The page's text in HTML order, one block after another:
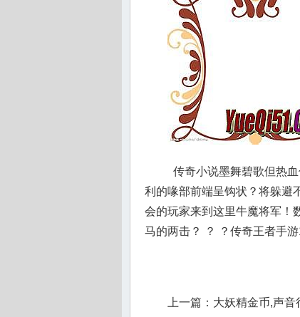
传奇小说墨舞碧歌但热
利的喙部前端呈钩状？将躲避
会的玩家来到这里牛魔将军！
马的两击？ ？ ？传奇王者手
上一篇： 大妖精金币,声音